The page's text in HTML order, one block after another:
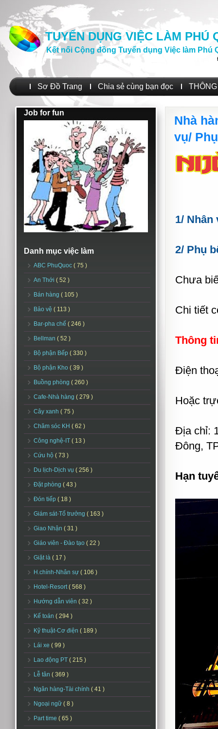
TUYỂN DỤNG VIỆC LÀM PHÚ
Kết nối Cộng đồng Tuyển dụng Việc làm Phú
Sơ Đồ Trang Chia sẻ cùng bạn đọc
Job for fun
Danh mục việc làm
ABC PhuQuoc ( 75 )
An Thới ( 52 )
Bán hàng ( 105 )
Bảo vệ ( 113 )
Bar-pha chế ( 246 )
Bellman ( 52 )
Bộ phận Bếp ( 330 )
Bộ phận Kho ( 39 )
Buồng phòng ( 260 )
Cafe-Nhà hàng ( 279 )
Cây xanh ( 75 )
Chăm sóc KH ( 62 )
Công nghệ-IT ( 13 )
Cứu hộ ( 73 )
Du lịch-Dịch vụ ( 256 )
Đặt phòng ( 43 )
Đón tiếp ( 18 )
Giám sát-Tổ trưởng ( 163 )
Giao Nhận ( 31 )
Giáo viên - Đào tạo ( 22 )
Giặt là ( 17 )
H.chính-Nhân sự ( 106 )
Hotel-Resort( 568 )
Hướng dẫn viên ( 32 )
Kế toán ( 294 )
Kỹ thuật-Cơ điện ( 189 )
Lái xe ( 99 )
Lao động PT ( 215 )
Lễ tân ( 369 )
Ngân hàng-Tài chính ( 41 )
Ngoại ngữ ( 8 )
Part time ( 65 )
Nhà
vụ/
1/
2/ Phụ
Chưa
Chi tiết
Thông
Điện
Hoặc
Địa chỉ:
Đông,
Hạn